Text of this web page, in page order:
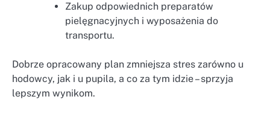
Zakup odpowiednich preparatów
pielęgnacyjnych i wyposażenia do
transportu.
Dobrze opracowany plan zmniejsza stres zarówno u
hodowcy, jak i u pupila, a co za tym idzie – sprzyja
lepszym wynikom.